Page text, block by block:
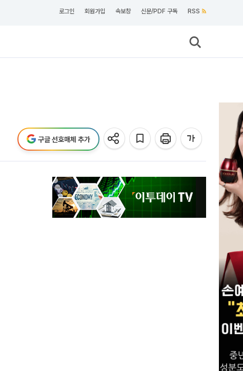
로그인 회원가입 속보창 신문/PDF 구독 RSS
구글 선호매체 추가